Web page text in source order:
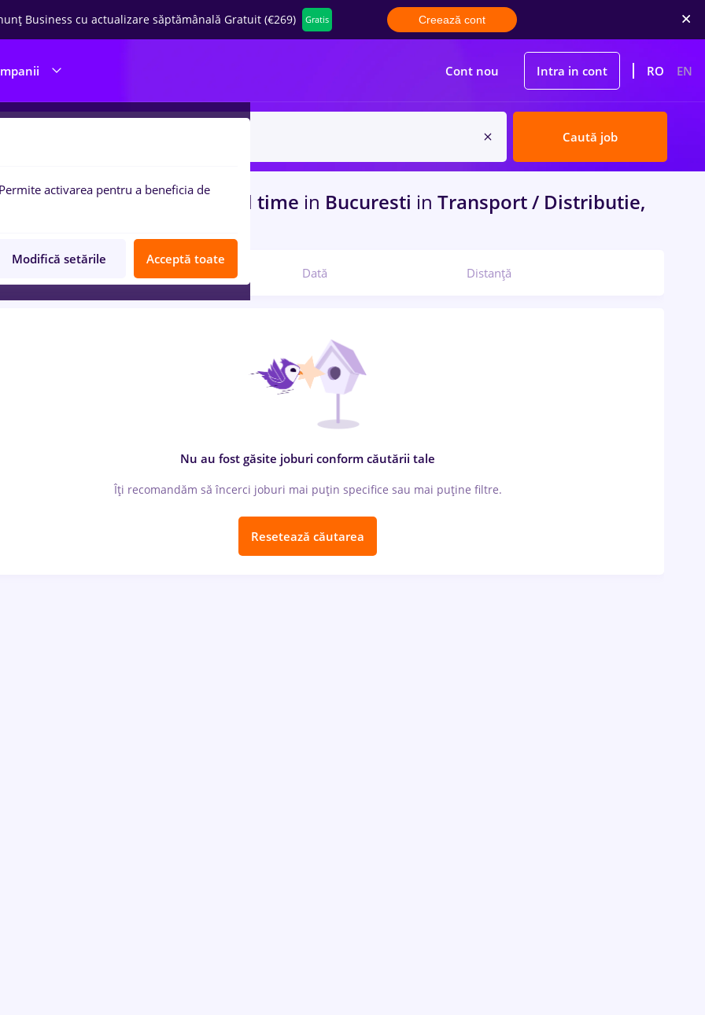
Business cu actualizare săptămânală Gratuit (€269) Gratis Creează cont
Cont nou Intra in cont RO EN
Caută job
de muncasef de tura, Full time in Bucuresti in Transport / Distributie,
Relevanță Dată Distanță
Nu au fost găsite joburi conform căutării tale
Îți recomandăm să încerci joburi mai puțin specifice sau mai puține filtre.
Resetează căutarea
Permite activarea pentru a beneficia de
Modifică setările Acceptă toate